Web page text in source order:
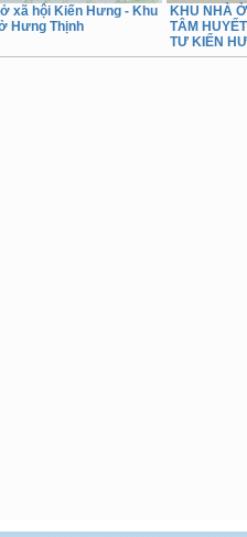
ở xã hội Kiến Hưng - Khu
Hưng Thịnh
KHU NHÀ
TÂM
TƯ KIẾN